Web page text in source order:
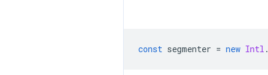
const segmenter = new Intl .